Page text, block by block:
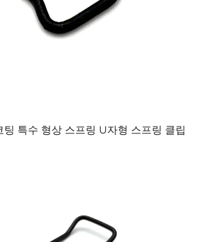
특수 형상 스프링 U자형 스프링 클립